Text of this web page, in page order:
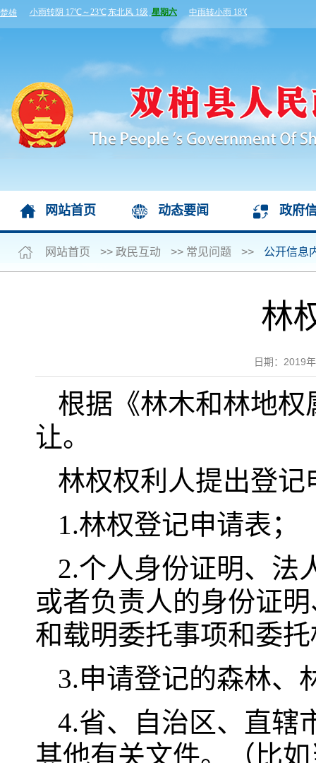
网站首页 动态要闻 政府
网站首页 >> 政民互动 >> 常见问题 >> 公开信息
林
日期：2019
根据《林木和林地
让。
林权权利人提出登
1.林权登记申请表；
2.个人身份证明、法
或者负责人的身份证
和载明委托事项和委
3.申请登记的森林、
4.省、自治区、直辖
其他有关文件。（比